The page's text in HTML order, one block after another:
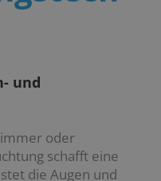
und
oder
schafft eine
die Augen und